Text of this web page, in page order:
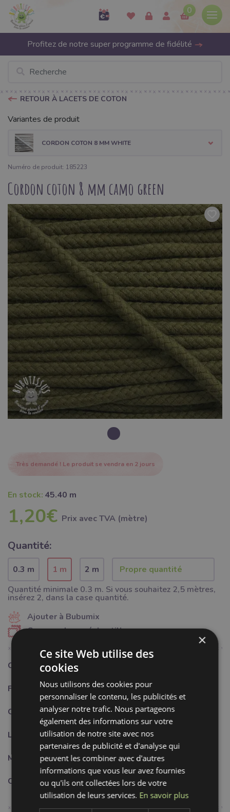
0
Profitez de notre super programme de fidélité
RETOUR À LACETS DE COTON
Variantes de produit
CORDON COTON 8 MM WHITE
Numéro de produit: 185223
Cordon coton 8 mm camo green
Très demandé ! Le produit se vendra en 2 jours
En stock: 45.40 m
1,20€ Prix ​​avec TVA (mètre)
Quantité:
0.3 m 1 m
2 m
Quantité minimale 0.3 m. Si vous souhaitez 2,5 mètres,
insérez 2, dans la case quantité.
Ajouter à Bubumix
Commander un échantillon
Catégorie: Mercerie
Fabricant: Bubulákovo s.r.o www.bubutissus,fr
Composition: 80%CO + 20%PES
Largeur: 0.8 cm
Motif: Uni
Couleur: vert
×
Ce site Web utilise des
cookies
Nous utilisons des cookies pour
personnaliser le contenu, les publicités et
analyser notre trafic. Nous partageons
également des informations sur votre
utilisation de notre site avec nos
partenaires de publicité et d'analyse qui
peuvent les combiner avec d'autres
informations que vous leur avez fournies
ou qu'ils ont collectées lors de votre
utilisation de leurs services. En savoir plus